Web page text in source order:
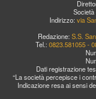
Società
Indirizzo: via
Redazione: S.S.
Tel.: 0823.581055 -
Dati registrazione
“La società percepisce i
Indicazione resa ai sensi